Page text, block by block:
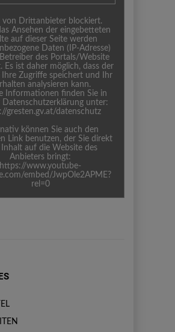
von Drittanbieter blockiert.
Ansehen der eingebetteten
auf dieser Seite werden
Daten (IP-Adresse)
des Portals/Website
Es ist daher möglich, dass der
Zugriffe speichert und Ihr
analysieren kann.
Informationen finden Sie in
Datenschutzerklärung unter:
gresten.gv.at/datenschutz
können Sie auch den
Link benutzen, der Sie direkt
auf die Website des
Anbieters bringt:
https://www.youtube-
embed/JwpOle2APME?
rel=0